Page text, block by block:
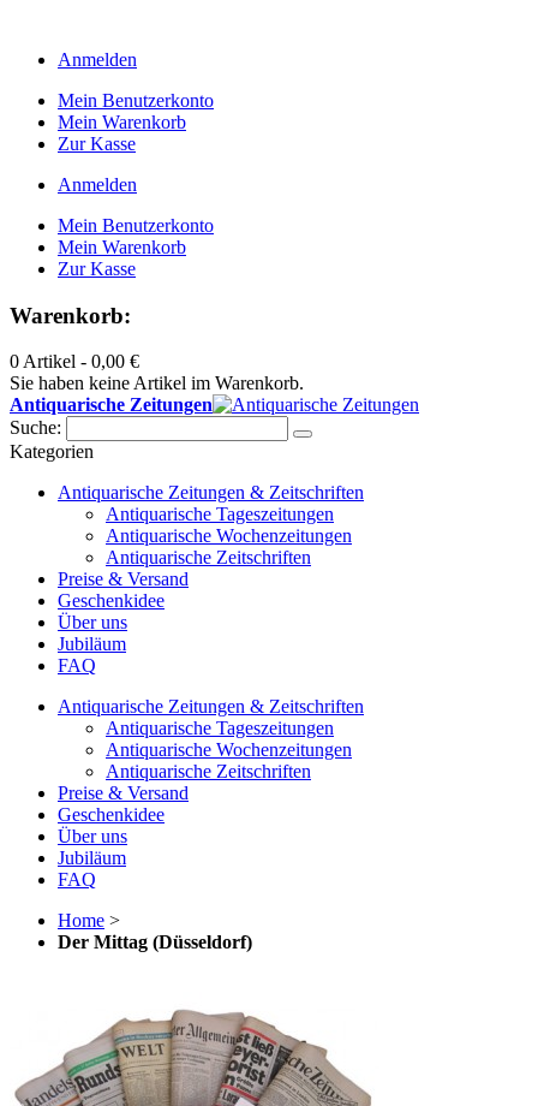
Anmelden
Mein Benutzerkonto
Mein Warenkorb
Zur Kasse
Anmelden
Mein Benutzerkonto
Mein Warenkorb
Zur Kasse
Warenkorb:
0 Artikel - 0,00 €
Sie haben keine Artikel im Warenkorb.
Antiquarische Zeitungen
Suche:
Kategorien
Antiquarische Zeitungen & Zeitschriften
Antiquarische Tageszeitungen
Antiquarische Wochenzeitungen
Antiquarische Zeitschriften
Preise & Versand
Geschenkidee
Über uns
Jubiläum
FAQ
Antiquarische Zeitungen & Zeitschriften
Antiquarische Tageszeitungen
Antiquarische Wochenzeitungen
Antiquarische Zeitschriften
Preise & Versand
Geschenkidee
Über uns
Jubiläum
FAQ
Home >
Der Mittag (Düsseldorf)